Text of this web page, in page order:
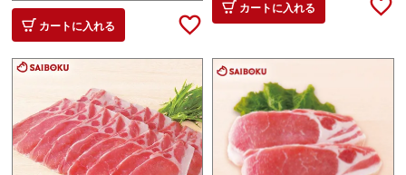
カートに入れる
カートに入れる